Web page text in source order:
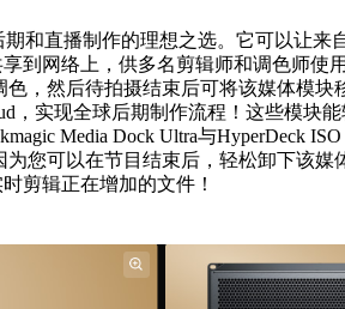
期和直播制作的理想之选。它可以让来
享到网络上，供多名剪辑师和调色师使
，然后待拍摄结束后可将该媒体模块
，实现全球后期制作流程！这些模块
Media Dock Ultra与HyperDeck ISO
您可以在节目结束后，轻松卸下该媒
剪辑正在增加的文件！